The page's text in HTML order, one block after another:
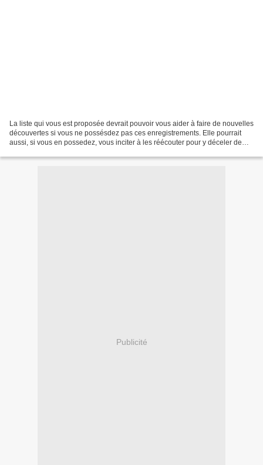
La liste qui vous est proposée devrait pouvoir vous aider à faire de nouvelles
découvertes si vous ne possésdez pas ces enregistrements. Elle pourrait
aussi, si vous en possedez, vous inciter à les réécouter pour y déceler de
Publicité